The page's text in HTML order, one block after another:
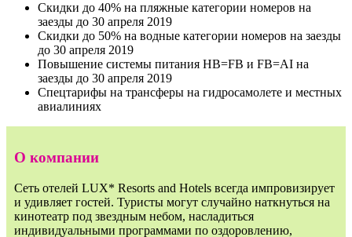
Скидки до 40% на пляжные категории номеров на
заезды до 30 апреля 2019
Скидки до 50% на водные категории номеров на заезды
до 30 апреля 2019
Повышение системы питания НВ=FB и FB=AI на
заезды до 30 апреля 2019
Спецтарифы на трансферы на гидросамолете и местных
авиалиниях
О компании
Сеть отелей LUX* Resorts and Hotels всегда импровизирует
и удивляет гостей. Туристы могут случайно наткнуться на
кинотеатр под звездным небом, насладиться
индивидуальными программами по оздоровлению,